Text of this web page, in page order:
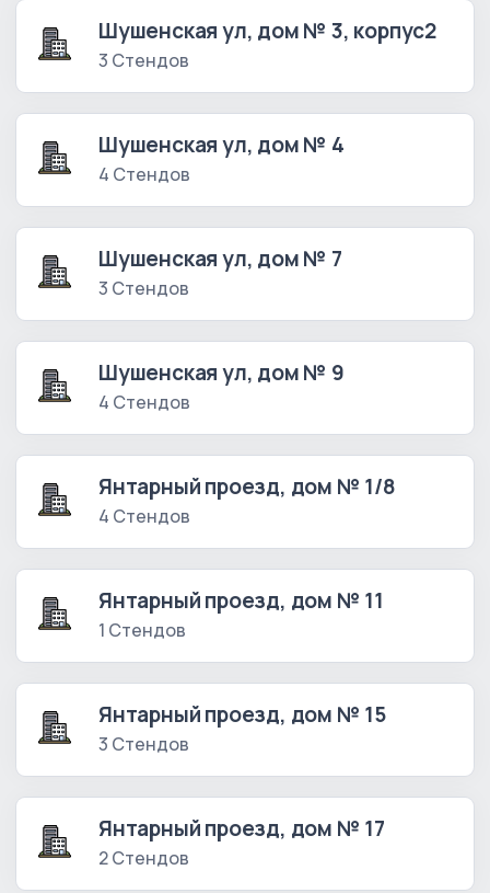
Шушенская ул, дом № 3, корпус2
3 Стендов
Шушенская ул, дом № 4
4 Стендов
Шушенская ул, дом № 7
3 Стендов
Шушенская ул, дом № 9
4 Стендов
Янтарный проезд, дом № 1/8
4 Стендов
Янтарный проезд, дом № 11
1 Стендов
Янтарный проезд, дом № 15
3 Стендов
Янтарный проезд, дом № 17
2 Стендов